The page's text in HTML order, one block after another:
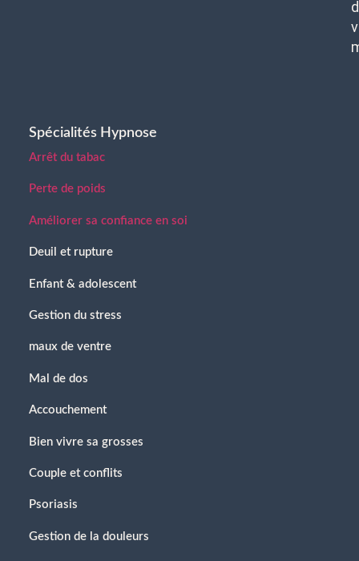
Spécialités Hypnose
Arrêt du tabac
Perte de poids
Améliorer sa confiance en soi
Deuil et rupture
Enfant & adolescent
Gestion du stress
maux de ventre
Mal de dos
Accouchement
Bien vivre sa grosses
Couple et conflits
Psoriasis
Gestion de la douleurs